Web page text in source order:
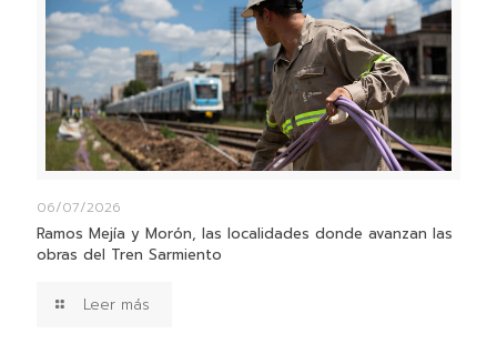
06/07/2026
Ramos Mejía y Morón, las localidades donde avanzan las
obras del Tren Sarmiento
Leer más